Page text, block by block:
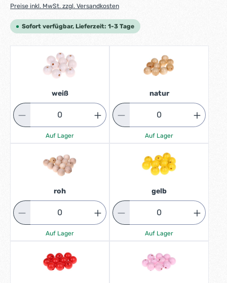
Preise inkl. MwSt. zzgl. Versandkosten
Sofort verfügbar, Lieferzeit: 1-3 Tage
weiß
Auf Lager
natur
Auf Lager
roh
Auf Lager
gelb
Auf Lager